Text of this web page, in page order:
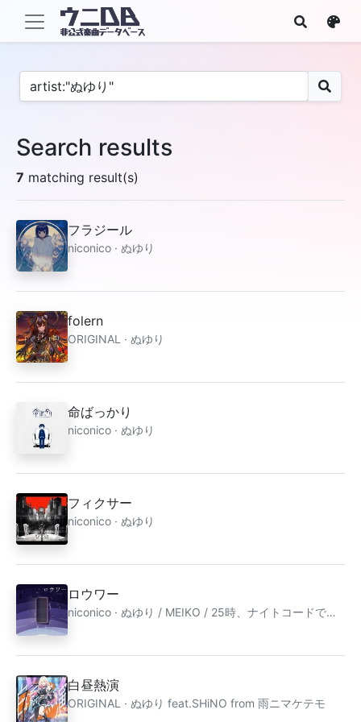
Search results
7 matching result(s)
フラジール
niconico · ぬゆり
folern
ORIGINAL · ぬゆり
命ばっかり
niconico · ぬゆり
フィクサー
niconico · ぬゆり
ロウワー
niconico · ぬゆり / MEIKO / 25時、ナイトコードで。「プロジェクトセカイ カラフルステージ！ feat. 初音ミク」
白昼熱演
ORIGINAL · ぬゆり feat.SHiNO from 雨ニマケテモ